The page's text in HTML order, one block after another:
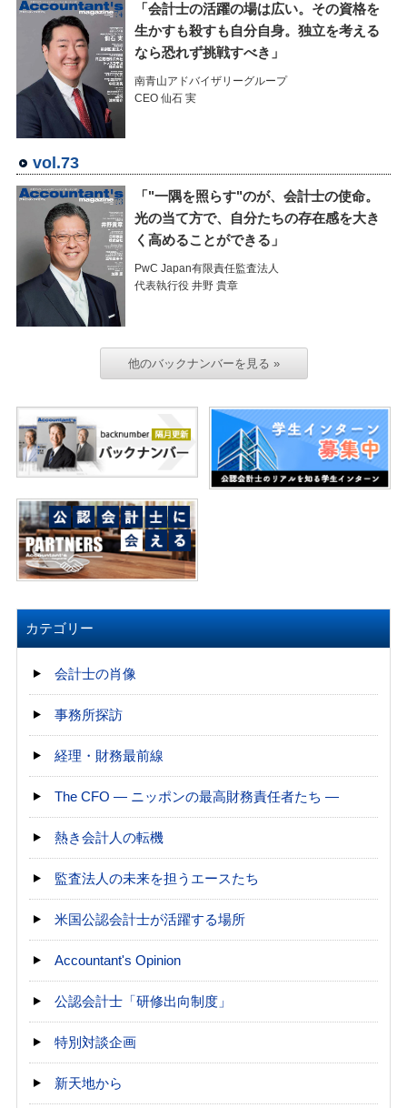
「会計士の活躍の場は広い。その資格を
生かすも殺すも自分自身。独立を考える
なら恐れず挑戦すべき」
南青山アドバイザリーグループ
CEO 仙石 実
vol.73
「"一隅を照らす"のが、会計士の使命。
光の当て方で、自分たちの存在感を大き
く高めることができる」
PwC Japan有限責任監査法人
代表執行役 井野 貴章
他のバックナンバーを見る »
カテゴリー
会計士の肖像
事務所探訪
経理・財務最前線
The CFO ― ニッポンの最高財務責任者たち ―
熱き会計人の転機
監査法人の未来を担うエースたち
米国公認会計士が活躍する場所
Accountant's Opinion
公認会計士「研修出向制度」
特別対談企画
新天地から